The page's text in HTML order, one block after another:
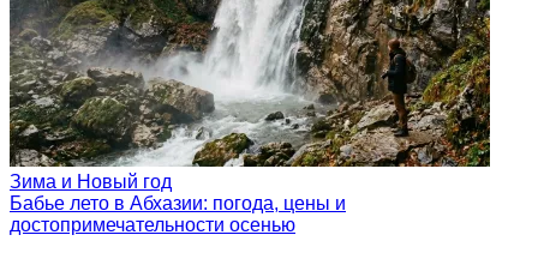
Зима и Новый год
Бабье лето в Абхазии: погода, цены и
достопримечательности осенью